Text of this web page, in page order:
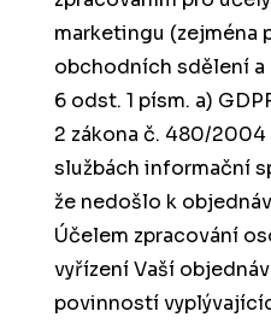
marketingu (zejména
obchodních sdělení
6 odst. 1 písm. a)
2 zákona č. 480/2004
službách informační
že nedošlo k
Účelem zpracování
vyřízení Vaší
povinností